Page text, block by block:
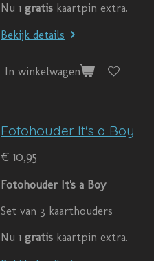
Nu 1 gratis kaartpin extra.
Bekijk details
In winkelwagen
Fotohouder It's a Boy
€ 10,95
Fotohouder It's a Boy
Set van 3 kaarthouders
Nu 1 gratis kaartpin extra.